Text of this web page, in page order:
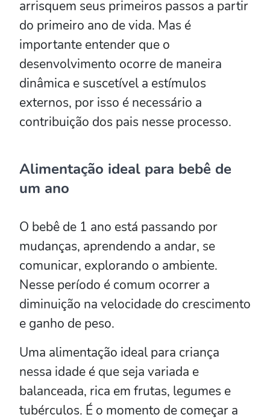
arrisquem seus primeiros passos a partir
do primeiro ano de vida. Mas é
importante entender que o
desenvolvimento ocorre de maneira
dinâmica e suscetível a estímulos
externos, por isso é necessário a
contribuição dos pais nesse processo.
Alimentação ideal para bebê de
um ano
O bebê de 1 ano está passando por
mudanças, aprendendo a andar, se
comunicar, explorando o ambiente.
Nesse período é comum ocorrer a
diminuição na velocidade do crescimento
e ganho de peso.
Uma alimentação ideal para criança
nessa idade é que seja variada e
balanceada, rica em frutas, legumes e
tubérculos. É o momento de começar a